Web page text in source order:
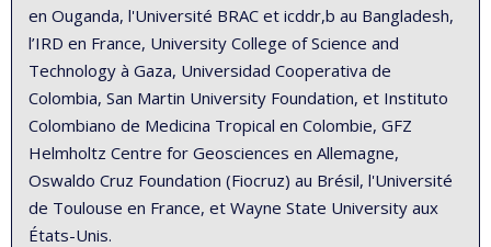
en Ouganda, l'Université BRAC et icddr,b au Bangladesh,
l’IRD en France, University College of Science and
Technology à Gaza, Universidad Cooperativa de
Colombia, San Martin University Foundation, et Instituto
Colombiano de Medicina Tropical en Colombie, GFZ
Helmholtz Centre for Geosciences en Allemagne,
Oswaldo Cruz Foundation (Fiocruz) au Brésil, l'Université
de Toulouse en France, et Wayne State University aux
États-Unis.